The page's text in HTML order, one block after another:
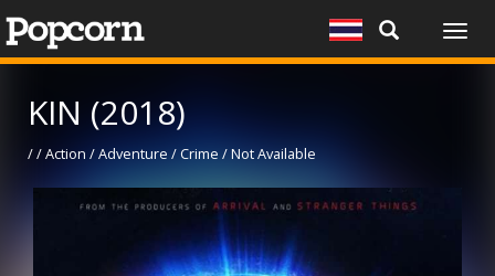
KIN (2018)
/ / Action / Adventure / Crime / Not Available